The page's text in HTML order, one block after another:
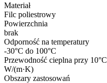
Materiał
Filc poliestrowy
Powierzchnia
brak
Odporność na temperatury
-30°C do 100°C
Przewodność cieplna przy 10°C
W/(m·K)
Obszary zastosowań